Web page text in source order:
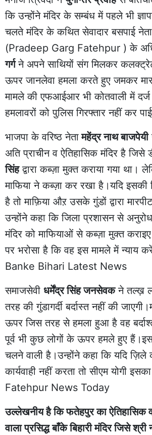
कि उन्होंने मंदिर के सम्बंध में पहले भी
चलते मंदिर के कथित सेवादार बसपाई
(Pradeep Garg Fatehpur ) के
गर्गने अपने साथियों संग मिलकर
ऊपर जानलेवा हमला करते हुए जमकर
मामले की एफआईआर भी कोतवाली में
हमलावरों को पुलिस गिरफ्तार नहीं कर
भाजपा के वरिष्ठ नेतामहेंद्र नाथ बाजपेयी
अति प्राचीन व ऐतिहासिक मंदिर है जिसे
सिंहद्वारा कब्ज़ा मुक्त कराया गया था।
माफिया ने कब्ज़ा कर रखा है।यदि इसकी
है तो माफ़िया औऱ उसके गुंडों द्वारा
उन्होंने कहा कि जिला प्रशासन से
मंदिर को माफियाओं से कब्ज़ा मुक्त कराइए
पर भरोसा है कि वह इस मामले में न्याय
Banke Bihari Latest News
समाजसेवी धर्मेंद्र सिंह जनसेवकने तल्ख़
तरह की गुंडागर्दी बर्दास्त नहीं की
ऊपर जिस तरह से हमला हुआ है वह
पूर्व भी कुछ लोगों के ऊपर हमले हुए हैं।इस
चलने वाली है।उन्होंने कहा कि यदि
कार्यवाही नहीं करता तो सीएम योगी
Fatehpur News Today
उल्लेखनीय है कि फतेहपुर का ऐतिहासिक
वाला प्रसिद्ध बाँके बिहारी मंदिर जिसे